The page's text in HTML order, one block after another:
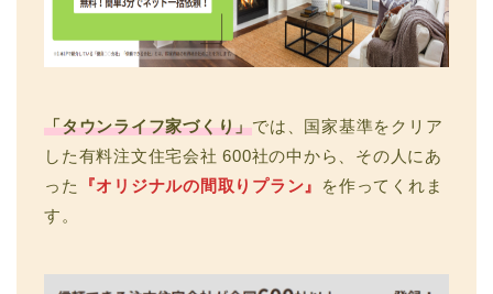
「タウンライフ家づくり」では、国家基準をクリア
した有料注文住宅会社 600社の中から、その人にあ
った
『オリジナルの間取りプラン』
を作ってくれま
す。